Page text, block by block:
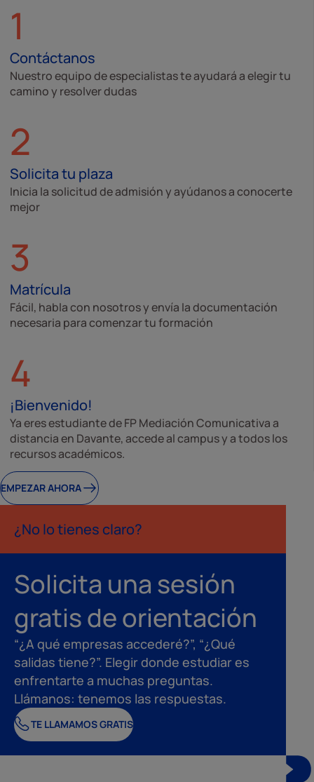
1
Contáctanos
Nuestro equipo de especialistas te ayudará a elegir tu
camino y resolver dudas
2
Solicita tu plaza
Inicia la solicitud de admisión y ayúdanos a conocerte
mejor
3
Matrícula
Fácil, habla con nosotros y envía la documentación
necesaria para comenzar tu formación
4
¡Bienvenido!
Ya eres estudiante de FP Mediación Comunicativa a
distancia en Davante, accede al campus y a todos los
recursos académicos.
EMPEZAR AHORA
¿No lo tienes claro?
Solicita una sesión
gratis de orientación
“¿A qué empresas accederé?”, “¿Qué
salidas tiene?”. Elegir donde estudiar es
enfrentarte a muchas preguntas.
Llámanos: tenemos las respuestas.
TE LLAMAMOS GRATIS